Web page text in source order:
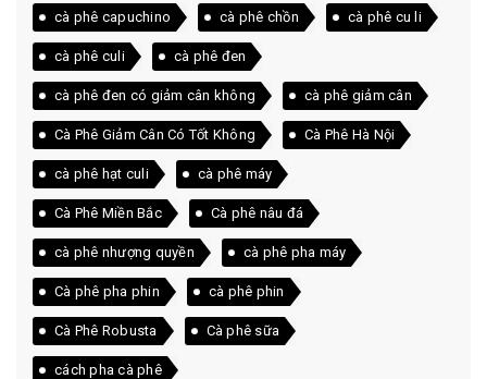
cà phê capuchino cà phê chồn cà phê cu li
cà phê culi cà phê đen
cà phê đen có giảm cân không cà phê giảm cân
Cà Phê Giảm Cân Có Tốt Không Cà Phê Hà Nội
cà phê hạt culi cà phê máy
Cà Phê Miền Bắc Cà phê nâu đá
cà phê nhượng quyền cà phê pha máy
Cà phê pha phin cà phê phin
Cà Phê Robusta Cà phê sữa
cách pha cà phê